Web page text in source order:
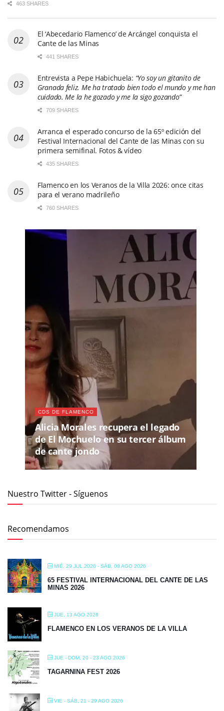
463 SHARES
El ‘Abecedario Flamenco’ de Arcángel conquista el
Cante de las Minas
441 SHARES
Entrevista a Pepe Habichuela: “Yo soy un gitanito de
Granada feliz. Me ha tratado bien todo el mundo y me han
cuidado. Me la he gozado y me la sigo gozando”
709 SHARES
Arranca el esperado concurso de la 65º edición del
Festival Internacional del Cante de las Minas con su
primera semifinal. Fotos & vídeo
435 SHARES
Flamenco en los Veranos de la Villa 2026: once citas
para el verano madrileño
760 SHARES
CDS DE FLAMENCO
Alicia Morales recupera el legado
de El Mochuelo en su tercer álbum
de cante jondo
Nuestro Twitter - Síguenos
Recomendamos
MIÉ, 29 JUL 2026 - SÁB, 08 AGO 2026
65 FESTIVAL INTERNACIONAL DEL CANTE DE LAS
MINAS 2026
JUE, 13 AGO 2026
FLAMENCO EN LOS VERANOS DE LA VILLA
JUE - DOM, 20 - 23 AGO 2026
TAGARNINA FEST 2026
VIE - SÁB, 21 - 29 AGO 2026